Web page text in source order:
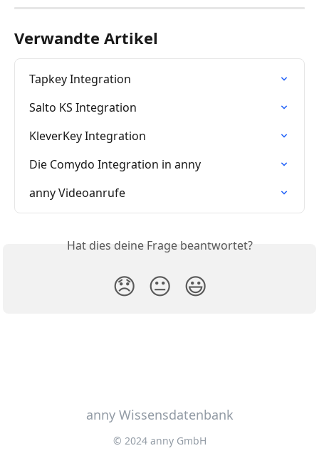
Verwandte Artikel
Tapkey Integration
Salto KS Integration
KleverKey Integration
Die Comydo Integration in anny
anny Videoanrufe
Hat dies deine Frage beantwortet?
😞 😐 😃
anny Wissensdatenbank
© 2024 anny GmbH